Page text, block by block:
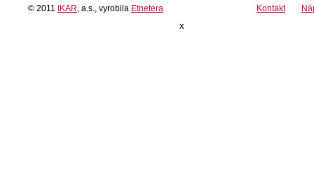
© 2011 IKAR , a.s., vyrobila Etnetera Kontakt
x